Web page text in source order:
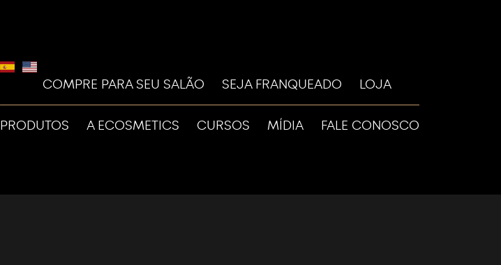
COMPRE PARA SEU SALÃO SEJA FRANQUEADO LOJA
PRODUTOS A ECOSMETICS CURSOS MÍDIA FALE CONOSCO